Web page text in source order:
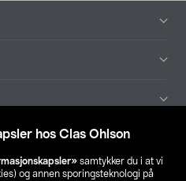
hos Clas Ohlson
samtykker du i at vi
og annen sporingsteknologi på